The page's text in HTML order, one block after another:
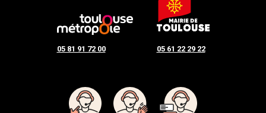
05 81 91 72 00 05 61 22 29 22